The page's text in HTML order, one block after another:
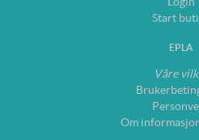
Start
EPLA
Våre
Om